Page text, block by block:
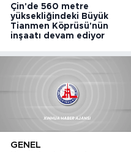
Çin'de 560 metre
yüksekliğindeki Büyük
Tianmen Köprüsü'nün
inşaatı devam ediyor
GENEL